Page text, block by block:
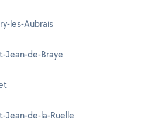
les-Aubrais
Jean-de-Braye
Jean-de-la-Ruelle